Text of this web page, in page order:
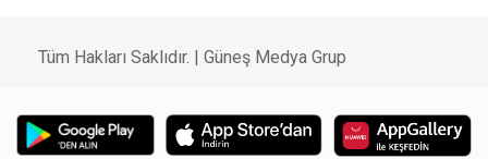
Tüm Hakları Saklıdır. | Güneş Medya Grup